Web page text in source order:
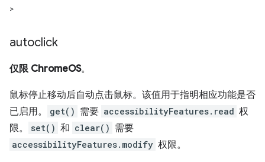
>
autoclick
仅限 ChromeOS。
鼠标停止移动后自动点击鼠标。该值用于指明相应功能是否
已启用。
get() 需要 accessibilityFeatures.read 权
限。
set() 和 clear() 需要
accessibilityFeatures.modify 权限。